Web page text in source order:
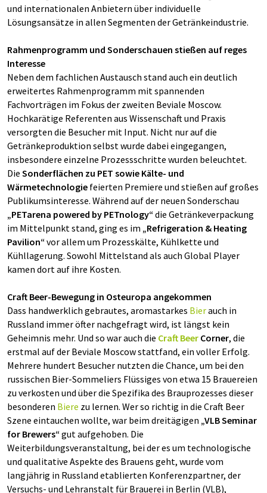
und internationalen Anbietern über individuelle
Lösungsansätze in allen Segmenten der Getränkeindustrie.
Rahmenprogramm und Sonderschauen stießen auf reges
Interesse
Neben dem fachlichen Austausch stand auch ein deutlich
erweitertes Rahmenprogramm mit spannenden
Fachvorträgen im Fokus der zweiten Beviale Moscow.
Hochkarätige Referenten aus Wissenschaft und Praxis
versorgten die Besucher mit Input. Nicht nur auf die
Getränkeproduktion selbst wurde dabei eingegangen,
insbesondere einzelne Prozessschritte wurden beleuchtet.
Die Sonderflächen zu PET sowie Kälte- und
Wärmetechnologie feierten Premiere und stießen auf großes
Publikumsinteresse. Während auf der neuen Sonderschau
„PETarena powered by PETnology“die Getränkeverpackung
im Mittelpunkt stand, ging es im „Refrigeration & Heating
Pavilion“vor allem um Prozesskälte, Kühlkette und
Kühllagerung. Sowohl Mittelstand als auch Global Player
kamen dort auf ihre Kosten.
Craft Beer-Bewegung in Osteuropa angekommen
Dass handwerklich gebrautes, aromastarkes Bierauch in
Russland immer öfter nachgefragt wird, ist längst kein
Geheimnis mehr. Und so war auch die Craft Beer Corner, die
erstmal auf der Beviale Moscow stattfand, ein voller Erfolg.
Mehrere hundert Besucher nutzten die Chance, um bei den
russischen Bier-Sommeliers Flüssiges von etwa 15 Brauereien
zu verkosten und über die Spezifika des Brauprozesses dieser
besonderen Biere zu lernen. Wer so richtig in die Craft Beer
Szene eintauchen wollte, war beim dreitägigen „VLB Seminar
for Brewers“gut aufgehoben. Die
Weiterbildungsveranstaltung, bei der es um technologische
und qualitative Aspekte des Brauens geht, wurde vom
langjährig in Russland etablierten Konferenzpartner, der
Versuchs- und Lehranstalt für Brauerei in Berlin (VLB),